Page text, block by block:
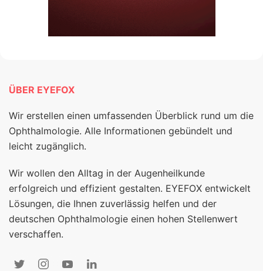
ÜBER EYEFOX
Wir erstellen einen umfassenden Überblick rund um die
Ophthalmologie. Alle Informationen gebündelt und
leicht zugänglich.
Wir wollen den Alltag in der Augenheilkunde
erfolgreich und effizient gestalten. EYEFOX entwickelt
Lösungen, die Ihnen zuverlässig helfen und der
deutschen Ophthalmologie einen hohen Stellenwert
verschaffen.